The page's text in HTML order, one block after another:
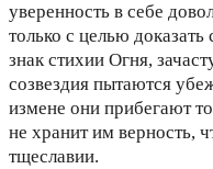
уверенность в себе
только с целью доказать
знак стихии Огня,
созвездия пытаются
измене они прибегают
не хранит им верность,
тщеславии.